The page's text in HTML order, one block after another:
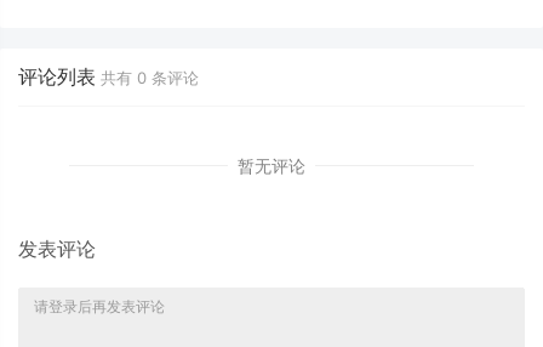
评论列表 共有 0 条评论
暂无评论
发表评论